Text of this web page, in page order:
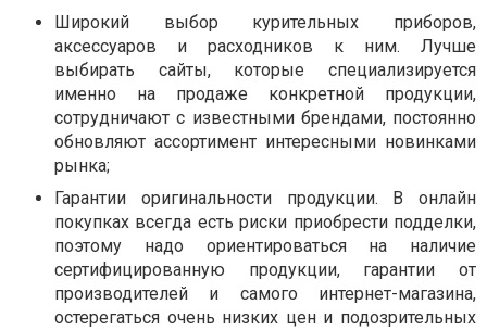
Широкий выбор курительных приборов,
аксессуаров и расходников к ним. Лучше
выбирать сайты, которые специализируется
именно на продаже конкретной продукции,
сотрудничают с известными брендами, постоянно
обновляют ассортимент интересными новинками
рынка;
Гарантии оригинальности продукции. В онлайн
покупках всегда есть риски приобрести подделки,
поэтому надо ориентироваться на наличие
сертифицированную продукции, гарантии от
производителей и самого интернет-магазина,
остерегаться очень низких цен и подозрительных